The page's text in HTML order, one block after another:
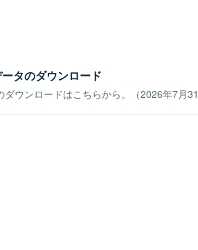
タのダウンロード
ダウンロードはこちらから。（2026年7月31